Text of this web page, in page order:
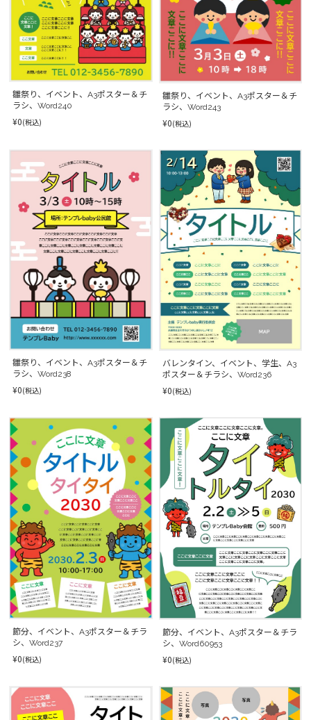
雛祭り、イベント、A3ポスター＆チ
ラシ、Word240
¥0(税込)
雛祭り、イベント、A3ポスター＆チ
ラシ、Word243
¥0(税込)
雛祭り、イベント、A3ポスター＆チ
ラシ、Word238
¥0(税込)
バレンタイン、イベント、学生、A3
ポスター＆チラシ、Word236
¥0(税込)
節分、イベント、A3ポスター＆チラ
シ、Word237
¥0(税込)
節分、イベント、A3ポスター＆チラ
シ、Word60953
¥0(税込)